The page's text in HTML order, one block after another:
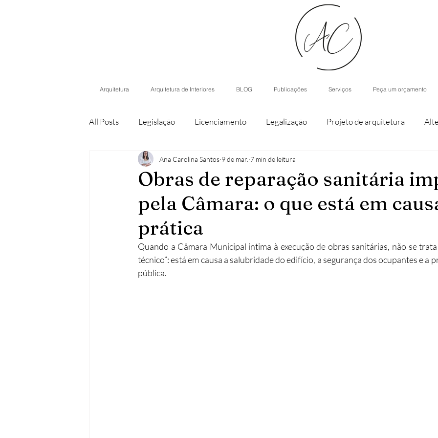
Arquitetura Arquitetura de Interiores BLOG Publicações Serviços Peça um orçamento
All Posts Legislação Licenciamento Legalização Projeto de arquitetura
Propriedade Horizontal Destaque de parcela
Lei dos solos Simplex Urbanístico Casas modulares Inteligência Artificial
Operações urbanísticas
Acessibilidades
Obras de reparação sanitária
pela Câmara: o que está em
prática
Ana Carolina Santos 9 de mar. 7 min de leitura
Quando a Câmara Municipal intima à execução de obras sanitárias, não se
técnico”: está em causa a salubridade do edifício, a segurança dos ocupantes e a
pública.